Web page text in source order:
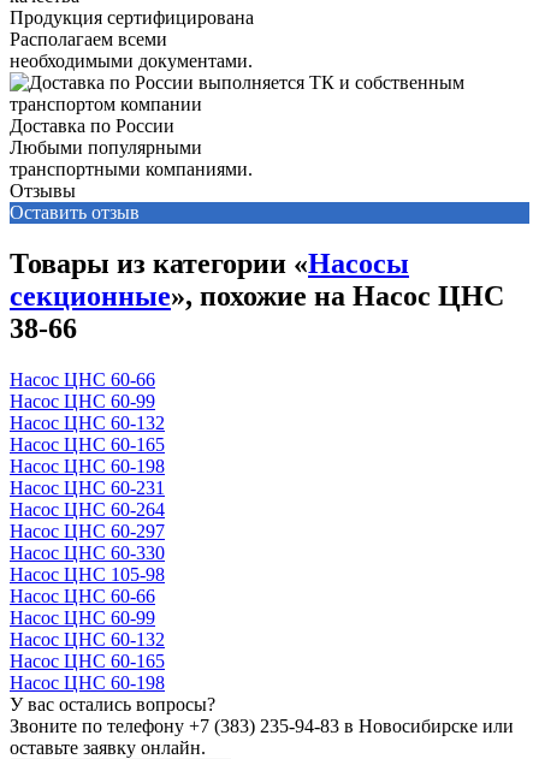
Продукция сертифицирована
Располагаем всеми
необходимыми документами.
Доставка по России
Любыми популярными
транспортными компаниями.
Отзывы
Оставить отзыв
Товары из категории «Насосы
секционные», похожие на Насос ЦНС
38-66
Насос ЦНС 60-66
Насос ЦНС 60-99
Насос ЦНС 60-132
Насос ЦНС 60-165
Насос ЦНС 60-198
Насос ЦНС 60-231
Насос ЦНС 60-264
Насос ЦНС 60-297
Насос ЦНС 60-330
Насос ЦНС 105-98
Насос ЦНС 60-66
Насос ЦНС 60-99
Насос ЦНС 60-132
Насос ЦНС 60-165
Насос ЦНС 60-198
У вас остались вопросы?
Звоните по телефону +7 (383) 235-94-83 в Новосибирске или
оставьте заявку онлайн.